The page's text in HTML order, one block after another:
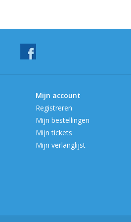
Mijn account
Registreren
Mijn bestellingen
Mijn tickets
Mijn verlanglijst